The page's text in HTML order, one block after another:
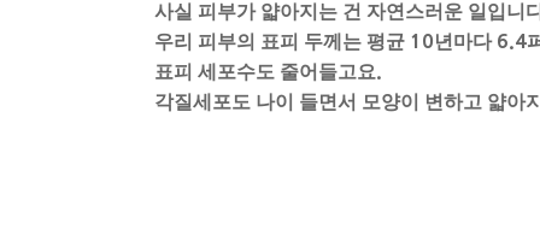
사실 피부가 얇아지는 건 자연스러운 일입니
우리 피부의 표피 두께는 평균 10년마다6.4
표피 세포수도 줄어들고요.
각질세포도 나이 들면서 모양이 변하고 얇아